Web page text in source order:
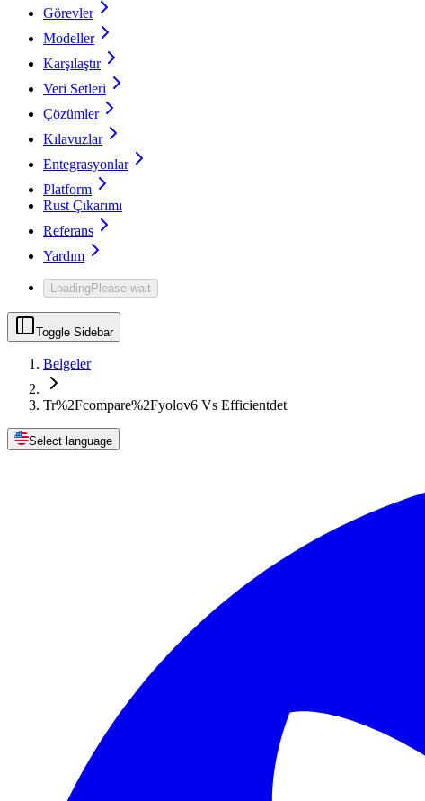
Görevler
Modeller
Karşılaştır
Veri Setleri
Çözümler
Kılavuzlar
Entegrasyonlar
Platform
Rust Çıkarımı
Referans
Yardım
LoadingPlease wait
Toggle Sidebar
Belgeler
Tr%2Fcompare%2Fyolov6 Vs Efficientdet
Select language